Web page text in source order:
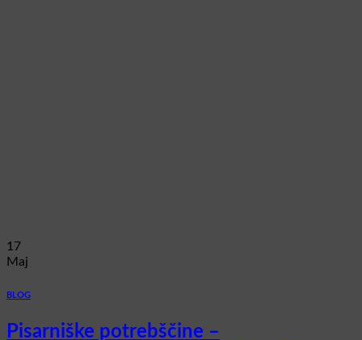
17
Maj
BLOG
Pisarniške potrebščine –